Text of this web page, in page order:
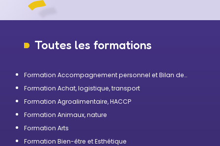
Toutes les formations
Formation Accompagnement personnel et Bilan de
Formation Achat, logistique, transport
Formation Agroalimentaire, HACCP
Formation Animaux, nature
Formation Arts
Formation Bien-être et Esthétique